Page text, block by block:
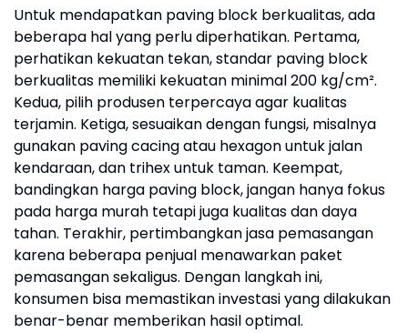
Untuk mendapatkan paving block berkualitas, ada
beberapa hal yang perlu diperhatikan. Pertama,
perhatikan kekuatan tekan, standar paving block
berkualitas memiliki kekuatan minimal 200 kg/cm².
Kedua, pilih produsen terpercaya agar kualitas
terjamin. Ketiga, sesuaikan dengan fungsi, misalnya
gunakan paving cacing atau hexagon untuk jalan
kendaraan, dan trihex untuk taman. Keempat,
bandingkan harga paving block, jangan hanya fokus
pada harga murah tetapi juga kualitas dan daya
tahan. Terakhir, pertimbangkan jasa pemasangan
karena beberapa penjual menawarkan paket
pemasangan sekaligus. Dengan langkah ini,
konsumen bisa memastikan investasi yang dilakukan
benar-benar memberikan hasil optimal.